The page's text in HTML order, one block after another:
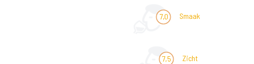
7,0 Smaak
7,5 Zicht